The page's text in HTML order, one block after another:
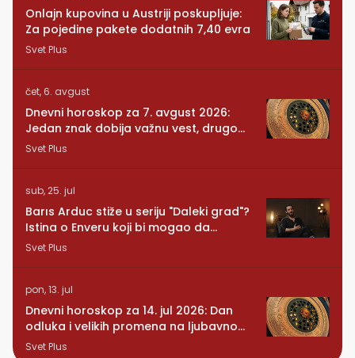
Onlajn kupovina u Austriji poskupljuje:
Za pojedine pakete dodatnih 7,40 evra
Svet Plus
čet, 6. avgust
Dnevni horoskop za 7. avgust 2026:
Jedan znak dobija važnu vest, drugom
se vraća osoba iz prošlosti
Svet Plus
sub, 25. jul
Barıs Arduc stiže u seriju "Daleki grad"?
Istina o Enveru koji bi mogao da
promeni sve
Svet Plus
pon, 13. jul
Dnevni horoskop za 14. jul 2026: Dan
odluka i velikih promena na ljubavnom
planu
Svet Plus